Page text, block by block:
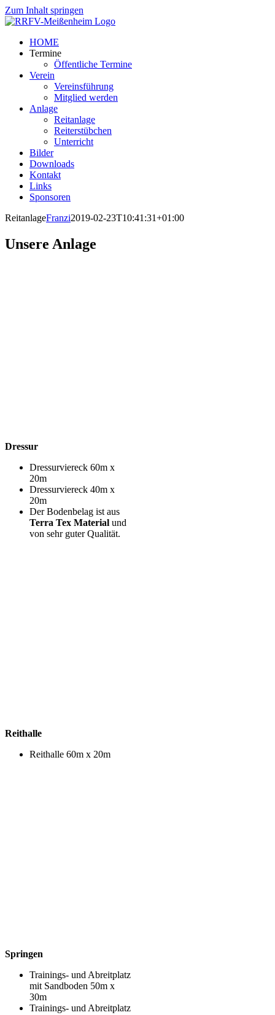
Zum Inhalt springen
HOME
Termine
Öffentliche Termine
Verein
Vereinsführung
Mitglied werden
Anlage
Reitanlage
Reiterstübchen
Unterricht
Bilder
Downloads
Kontakt
Links
Sponsoren
ReitanlageFranzi2019-02-23T10:41:31+01:00
Unsere Anlage
Dressur
Dressurviereck 60m x
20m
Dressurviereck 40m x
20m
Der Bodenbelag ist aus
Terra Tex Material und
von sehr guter Qualität.
Reithalle
Reithalle 60m x 20m
Springen
Trainings- und Abreitplatz
mit Sandboden 50m x
30m
Trainings- und Abreitplatz